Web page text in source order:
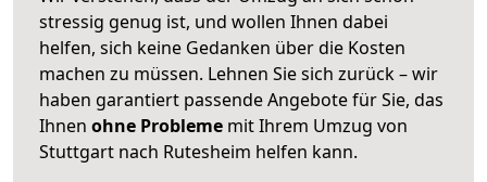
stressig genug ist, und wollen Ihnen dabei
helfen, sich keine Gedanken über die Kosten
machen zu müssen. Lehnen Sie sich zurück – wir
haben garantiert passende Angebote für Sie, das
Ihnen ohne Probleme mit Ihrem Umzug von
Stuttgart nach Rutesheim helfen kann.